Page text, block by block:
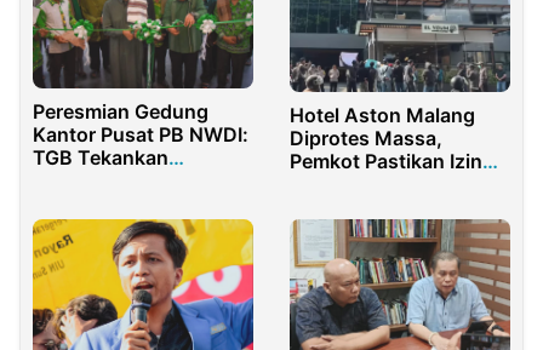
Peresmian Gedung
Kantor Pusat PB NWDI:
TGB Tekankan
Hotel Aston Malang
Diprotes Massa,
Pemkot Pastikan Izin